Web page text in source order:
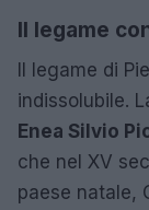
Il legame
Il legame di
indissolubile.
Enea Silvio
che nel XV
paese natale,